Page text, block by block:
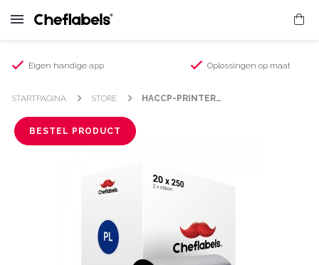
Eigen handige app Oplossingen op maat
STARTPAGINA STORE HACCP-PRINTERETIKETTEN XL VERWIJDERBAAR 20 × 250 (CL1)
BESTEL PRODUCT